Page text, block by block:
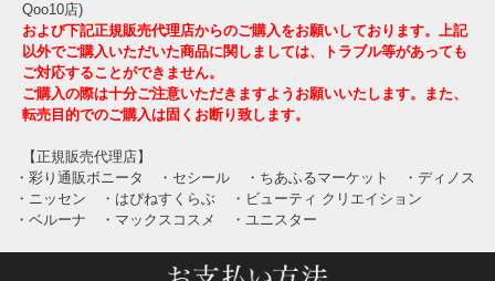
Qoo10店)
および下記正規販売代理店からのご購入をお願いしております。上記
以外でご購入いただいた商品に関しましては、トラブル等があっても
ご対応することができません。
ご購入の際は十分ご注意いただきますようお願いいたします。また、
転売目的でのご購入は固くお断り致します。
【正規販売代理店】
・彩り通販ボニータ
・セシール ・ちあふるマーケット
・ディノス
・ニッセン
・はぴねすくらぶ
・ビューティ クリエイション
・ベルーナ
・マックスコスメ ・ユニスター